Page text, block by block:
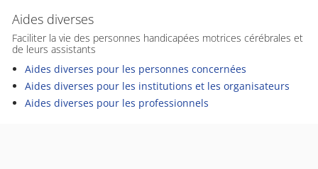
Aides diverses
Faciliter la vie des personnes handicapées motrices cérébrales et
de leurs assistants
Aides diverses pour les personnes concernées
Aides diverses pour les institutions et les organisateurs
Aides diverses pour les professionnels